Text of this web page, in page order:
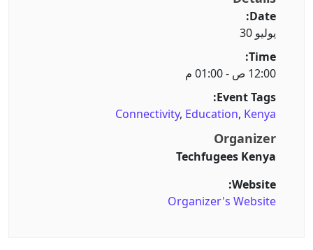
Date:
يوليو 30
Time:
12:00 ص - 01:00 م
Event Tags:
Connectivity, Education, Kenya
Organizer
Techfugees Kenya
Website:
Organizer's Website